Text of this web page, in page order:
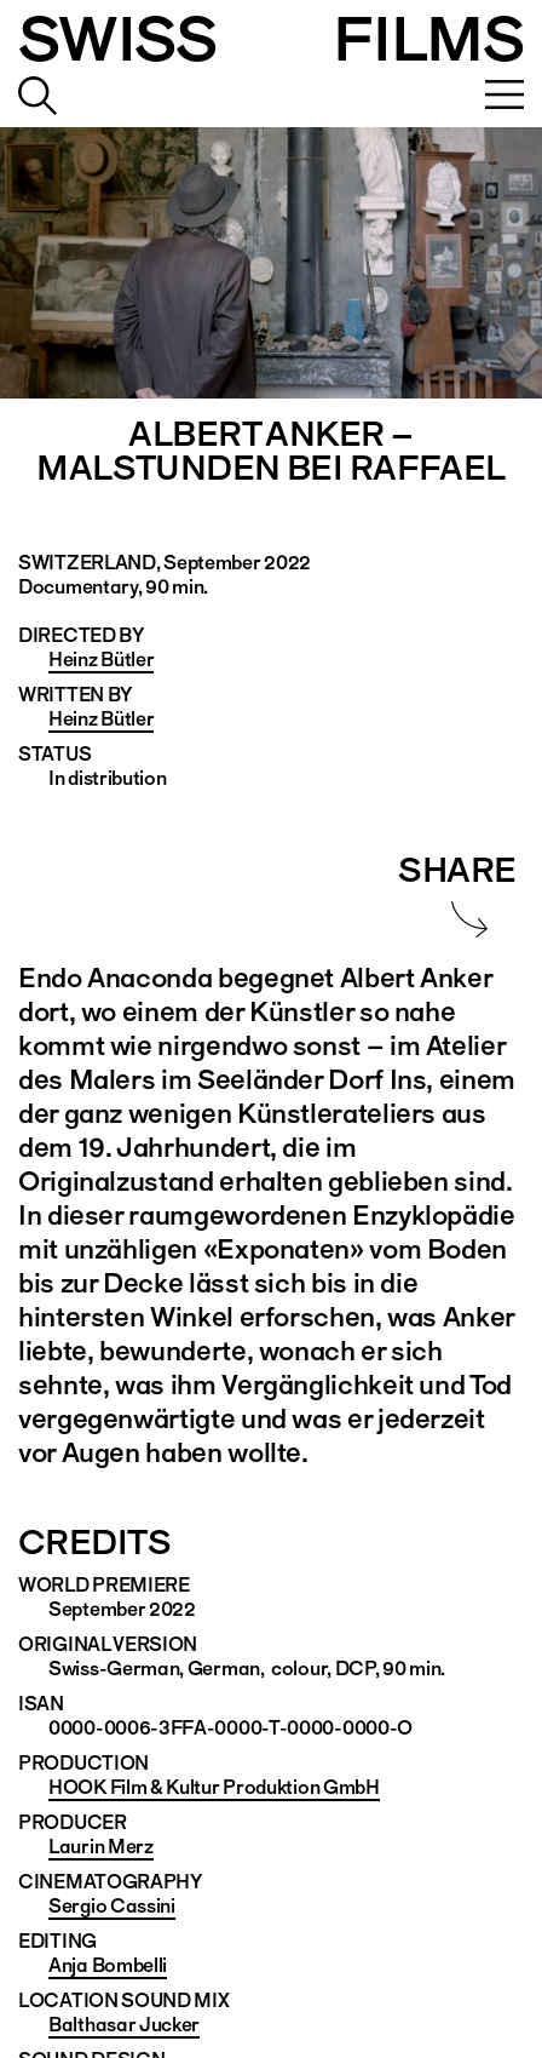
SWISS FILMS
ALBERT ANKER –
MALSTUNDEN BEI RAFFAEL
SWITZERLAND, September 2022
Documentary, 90 min.
DIRECTED BY
Heinz Bütler
WRITTEN BY
Heinz Bütler
STATUS
In distribution
SHARE
Endo Anaconda begegnet Albert Anker
dort, wo einem der Künstler so nahe
kommt wie nirgendwo sonst – im Atelier
des Malers im Seeländer Dorf Ins, einem
der ganz wenigen Künstlerateliers aus
dem 19. Jahrhundert, die im
Originalzustand erhalten geblieben sind.
In dieser raumgewordenen Enzyklopädie
mit unzähligen «Exponaten» vom Boden
bis zur Decke lässt sich bis in die
hintersten Winkel erforschen, was Anker
liebte, bewunderte, wonach er sich
sehnte, was ihm Vergänglichkeit und Tod
vergegenwärtigte und was er jederzeit
vor Augen haben wollte.
CREDITS
WORLD PREMIERE
September 2022
ORIGINAL VERSION
Swiss-German, German, colour, DCP, 90 min.
ISAN
0000-0006-3FFA-0000-T-0000-0000-O
PRODUCTION
HOOK Film & Kultur Produktion GmbH
PRODUCER
Laurin Merz
CINEMATO­GRAPHY
Sergio Cassini
EDITING
Anja Bombelli
LOCATION SOUND MIX
Balthasar Jucker